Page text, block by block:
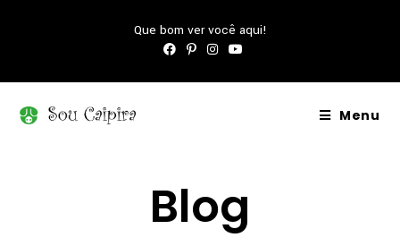
Que bom ver você aqui!
Menu
Blog